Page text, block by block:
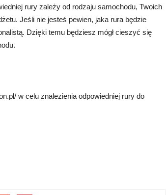
rury zależy od rodzaju samochodu, Twoich
Jeśli nie jesteś pewien, jaka rura będzie
Dzięki temu będziesz mógł cieszyć się
w celu znalezienia odpowiedniej rury do